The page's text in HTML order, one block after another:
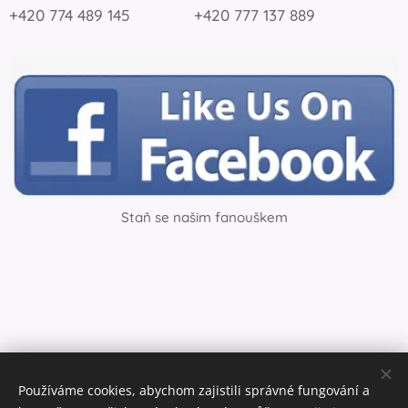
+420 774 489 145 +420 777 137 889
Staň se našim fanouškem
Používáme cookies, abychom zajistili správné fungování a